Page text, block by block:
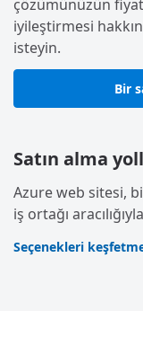
çözümünüzün
iyileştirmesi
isteyin.
Bir
Satın alma
Azure web sitesi,
iş ortağı
Seçenekleri